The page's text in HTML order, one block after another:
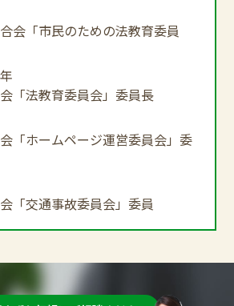
会「市民のための法教育委員
「法教育委員会」委員長
「ホームページ運営委員会」委
「交通事故委員会」委員